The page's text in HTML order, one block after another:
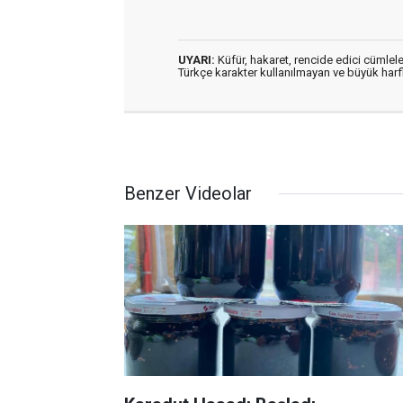
UYARI: Küfür, hakaret, rencide edici
Türkçe karakter kullanılmayan ve büyük
Benzer Videolar